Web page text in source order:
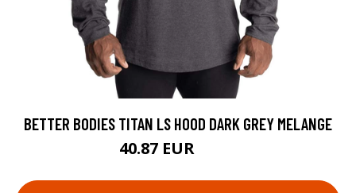
BETTER BODIES TITAN LS HOOD DARK GREY MELANGE
40.87 EUR